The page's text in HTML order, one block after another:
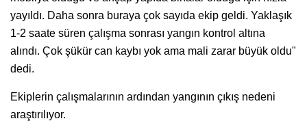
yayıldı. Daha sonra buraya çok sayıda ekip geldi. Yaklaşık
1-2 saate süren çalışma sonrası yangın kontrol altına
alındı. Çok şükür can kaybı yok ama mali zarar büyük oldu"
dedi.
Ekiplerin çalışmalarının ardından yangının çıkış nedeni
araştırılıyor.